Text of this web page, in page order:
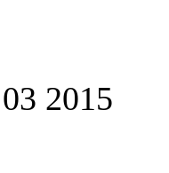
2015